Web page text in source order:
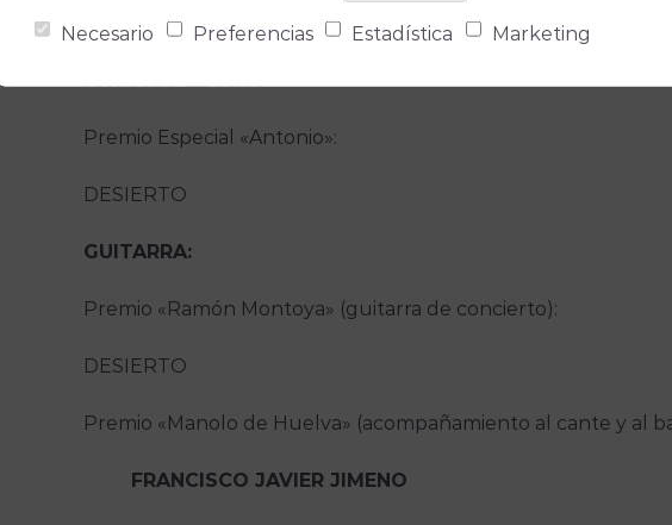
Premio «Paco Laberinto»:
ANTONIO EL PIPA
Premio Especial «Antonio»:
DESIERTO
GUITARRA:
Premio «Ramón Montoya» (guitarra de concierto):
DESIERTO
Premio «Manolo de Huelva» (acompañamiento al cante y al
FRANCISCO JAVIER JIMENO
Necesario Preferencias Estadística Marketing